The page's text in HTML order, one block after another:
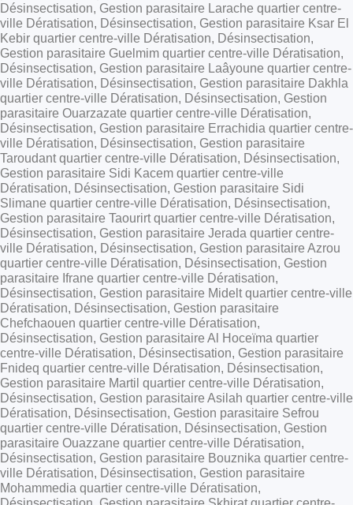
Désinsectisation, Gestion parasitaire Larache quartier centre-
ville Dératisation, Désinsectisation, Gestion parasitaire Ksar El
Kebir quartier centre-ville Dératisation, Désinsectisation,
Gestion parasitaire Guelmim quartier centre-ville Dératisation,
Désinsectisation, Gestion parasitaire Laâyoune quartier centre-
ville Dératisation, Désinsectisation, Gestion parasitaire Dakhla
quartier centre-ville Dératisation, Désinsectisation, Gestion
parasitaire Ouarzazate quartier centre-ville Dératisation,
Désinsectisation, Gestion parasitaire Errachidia quartier centre-
ville Dératisation, Désinsectisation, Gestion parasitaire
Taroudant quartier centre-ville Dératisation, Désinsectisation,
Gestion parasitaire Sidi Kacem quartier centre-ville
Dératisation, Désinsectisation, Gestion parasitaire Sidi
Slimane quartier centre-ville Dératisation, Désinsectisation,
Gestion parasitaire Taourirt quartier centre-ville Dératisation,
Désinsectisation, Gestion parasitaire Jerada quartier centre-
ville Dératisation, Désinsectisation, Gestion parasitaire Azrou
quartier centre-ville Dératisation, Désinsectisation, Gestion
parasitaire Ifrane quartier centre-ville Dératisation,
Désinsectisation, Gestion parasitaire Midelt quartier centre-ville
Dératisation, Désinsectisation, Gestion parasitaire
Chefchaouen quartier centre-ville Dératisation,
Désinsectisation, Gestion parasitaire Al Hoceïma quartier
centre-ville Dératisation, Désinsectisation, Gestion parasitaire
Fnideq quartier centre-ville Dératisation, Désinsectisation,
Gestion parasitaire Martil quartier centre-ville Dératisation,
Désinsectisation, Gestion parasitaire Asilah quartier centre-ville
Dératisation, Désinsectisation, Gestion parasitaire Sefrou
quartier centre-ville Dératisation, Désinsectisation, Gestion
parasitaire Ouazzane quartier centre-ville Dératisation,
Désinsectisation, Gestion parasitaire Bouznika quartier centre-
ville Dératisation, Désinsectisation, Gestion parasitaire
Mohammedia quartier centre-ville Dératisation,